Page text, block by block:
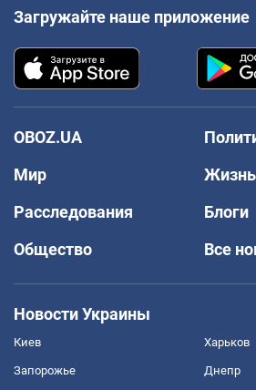
Загружайте наше приложение
OBOZ.UA
Мир
Жизнь
Расследования
Блоги
Общество
Все
Новости Украины
Киев Харьков
Запорожье Днепр